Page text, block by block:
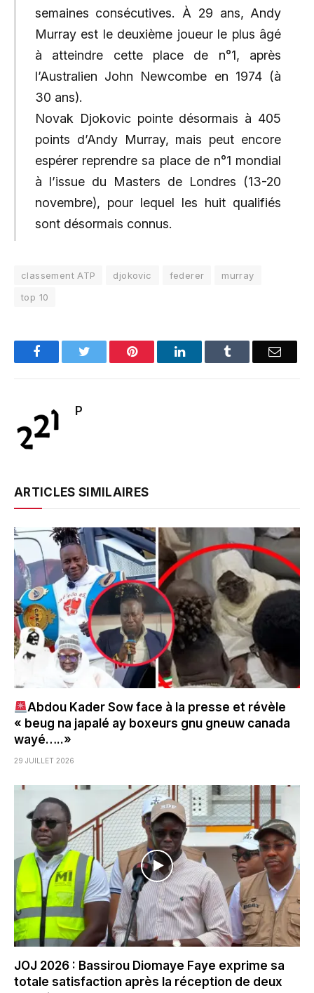
semaines consécutives. À 29 ans, Andy
Murray est le deuxième joueur le plus âgé
à atteindre cette place de n°1, après
l’Australien John Newcombe en 1974 (à
30 ans).
Novak Djokovic pointe désormais à 405
points d’Andy Murray, mais peut encore
espérer reprendre sa place de n°1 mondial
à l’issue du Masters de Londres (13-20
novembre), pour lequel les huit qualifiés
sont désormais connus.
classement ATP djokovic federer
murray
top 10
FacebookTwitter Pinterest LinkedInTumblr Email
P
ARTICLES SIMILAIRES
Abdou Kader Sow face à la presse et révèle
« beug na japalé ay boxeurs gnu gneuw canada
wayé…..»
29 JUILLET 2026
JOJ 2026 : Bassirou Diomaye Faye exprime sa
totale satisfaction après la réception de deux